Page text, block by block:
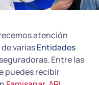
atención
variasEntidades
Entre las
puedes recibir